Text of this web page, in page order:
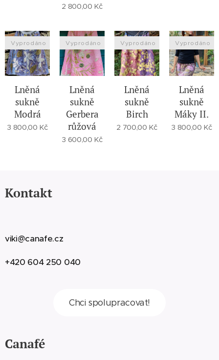
2 800,00 Kč
Lněná
sukně
Modrá
Vyprodáno
3 800,00 Kč
Lněná
sukně
Gerbera
růžová
Vyprodáno
3 600,00 Kč
Lněná
sukně
Birch
Vyprodáno
2 700,00 Kč
Lněná
sukně
Máky II.
Vyprodáno
3 800,00 Kč
Kontakt
viki@canafe.cz
+420 604 250 040
Chci spolupracovat!
Canafé